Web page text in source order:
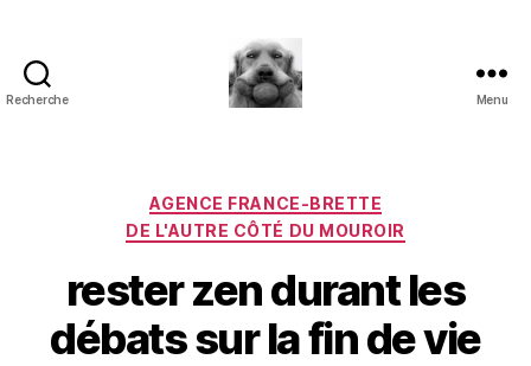
Recherche
paradoxe
en
fleur
Menu
Catégories
AGENCE FRANCE-BRETTE
DE L'AUTRE CÔTÉ DU MOUROIR
rester zen durant les
débats sur la fin de vie